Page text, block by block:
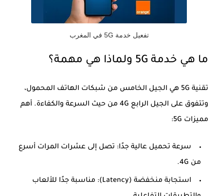
تفعيل خدمة 5G في المغرب
ما هي خدمة 5G ولماذا هي مهمة؟
تقنية 5G هي الجيل الخامس من شبكات الهاتف المحمول،
وتتفوق على الجيل الرابع 4G من حيث السرعة والكفاءة. أهم
مميزات 5G:
سرعة تحميل عالية جدًا: تصل إلى عشرات المرات أسرع
من 4G.
استجابة منخفضة (Latency):
مناسبة جدًا للألعاب